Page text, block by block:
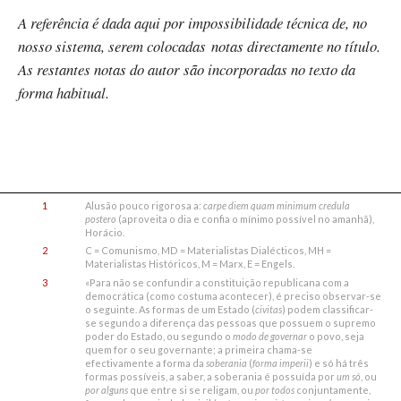
A referência é dada aqui por impossibilidade técnica de, no
nosso sistema, serem colocadas notas directamente no título.
As restantes notas do autor são incorporadas no texto da
forma habitual.
1 Alusão pouco rigorosa a:carpe diem quam minimum credula
postero (aproveita o dia e confia o mínimo possível no amanhã),
Horácio.
2
C = Comunismo, MD = Materialistas Dialécticos, MH =
Materialistas Históricos, M = Marx, E = Engels.
3
«Para não se confundir a constituição republicana com a
democrática (como costuma acontecer), é preciso observar-se
o seguinte. As formas de um Estado (civitas) podem classificar-
se segundo a diferença das pessoas que possuem o supremo
poder do Estado, ou segundo omodo de governar o povo, seja
quem for o seu governante; a primeira chama-se
efectivamente a forma dasoberania (forma imperii) e só há três
formas possíveis, a saber, a soberania é possuída porum só , ou
por alguns que entre si se religam, oupor todos conjuntamente,